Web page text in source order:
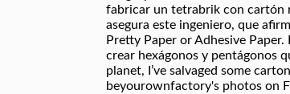
fabricar un tetrabrik con cartón
asegura este ingeniero, que
Pretty Paper or Adhesive
crear hexágonos y pentágonos
planet, I’ve salvaged some
beyourownfactory's photos on